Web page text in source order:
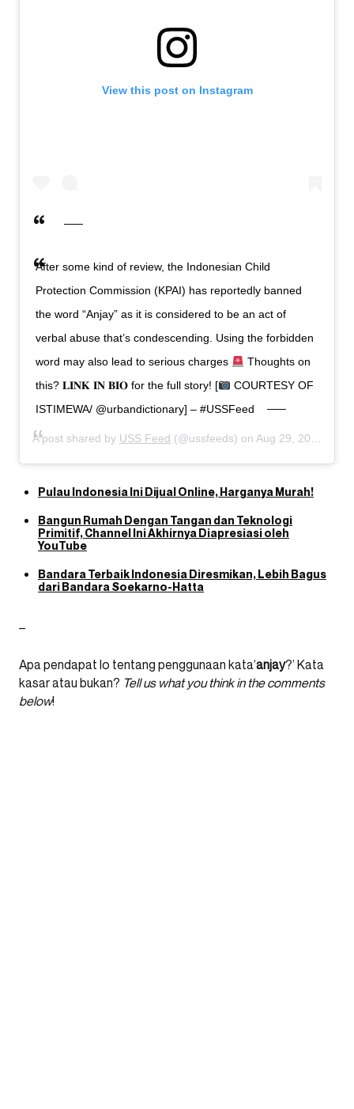
View this post on Instagram
After some kind of review, the Indonesian Child
Protection Commission (KPAI) has reportedly banned
the word “Anjay” as it is considered to be an act of
verbal abuse that’s condescending. Using the forbidden
word may also lead to serious charges
Thoughts on
this? 𝐋𝐈𝐍𝐊 𝐈𝐍 𝐁𝐈𝐎 for the full story! [
COURTESY OF
ISTIMEWA/ @urbandictionary] – #USSFeed
A post shared by USS Feed (@ussfeeds) on Aug 29, 2020 at 10:41pm PDT
Pulau Indonesia Ini Dijual Online, Harganya Murah!
Bangun Rumah Dengan Tangan dan Teknologi
Primitif, Channel Ini Akhirnya Diapresiasi oleh
YouTube
Bandara Terbaik Indonesia Diresmikan, Lebih Bagus
dari Bandara Soekarno-Hatta
–
Apa pendapat lo tentang penggunaan kata’anjay?’ Kata
kasar atau bukan? Tell us what you think in the comments
below!